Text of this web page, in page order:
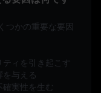
つかの重要な要因
ィを引き起こす
を与える
確実性を生む